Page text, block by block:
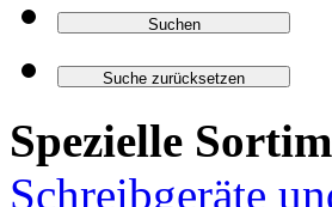
Spezielle
Schreibgeräte